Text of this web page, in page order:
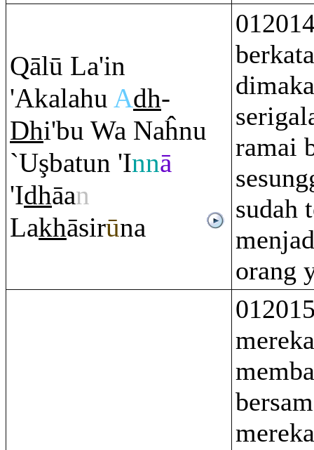
Qālū La'in
'Akalahu Adh-
Dhi'bu Wa Naĥnu
`Uşbatun 'Innā
'Idhāan
Lakhāsirūna
ramai
sudah
orang